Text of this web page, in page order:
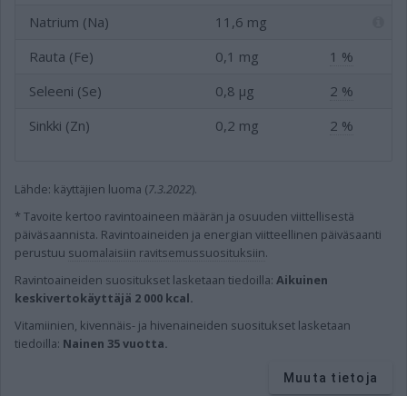
Natrium (Na)
11,6 mg
Rauta (Fe)
0,1 mg
1 %
Seleeni (Se)
0,8 µg
2 %
Sinkki (Zn)
0,2 mg 2 %
Lähde: käyttäjien luoma (7.3.2022).
* Tavoite kertoo ravintoaineen määrän ja osuuden viittellisestä
päiväsaannista. Ravintoaineiden ja energian viitteellinen päiväsaanti
perustuu suomalaisiin ravitsemussuosituksiin.
Ravintoaineiden suositukset lasketaan tiedoilla: Aikuinen
keskivertokäyttäjä 2 000 kcal.
Vitamiinien, kivennäis- ja hivenaineiden suositukset lasketaan
tiedoilla: Nainen 35 vuotta.
Muuta tietoja